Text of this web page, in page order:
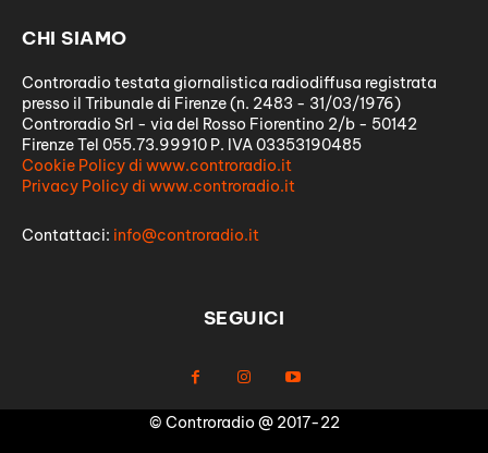
CHI SIAMO
Controradio testata giornalistica radiodiffusa registrata
presso il Tribunale di Firenze (n. 2483 - 31/03/1976)
Controradio Srl - via del Rosso Fiorentino 2/b - 50142
Firenze Tel 055.73.99910 P. IVA 03353190485
Cookie Policy di www.controradio.it
Privacy Policy di www.controradio.it
Contattaci: info@controradio.it
SEGUICI
© Controradio @ 2017-22